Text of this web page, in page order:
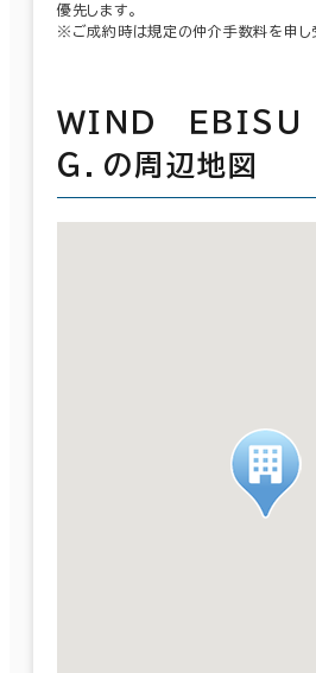
優先します。
※ご成約時は規定の仲介手数料を申し
ＷＩＮＤ ＥＢＩ
Ｇ．の周辺地図